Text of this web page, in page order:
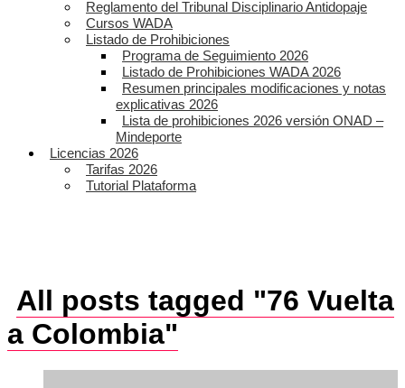
Reglamento del Tribunal Disciplinario Antidopaje
Cursos WADA
Listado de Prohibiciones
Programa de Seguimiento 2026
Listado de Prohibiciones WADA 2026
Resumen principales modificaciones y notas
explicativas 2026
Lista de prohibiciones 2026 versión ONAD –
Mindeporte
Licencias 2026
Tarifas 2026
Tutorial Plataforma
All posts tagged "76 Vuelta
a Colombia"